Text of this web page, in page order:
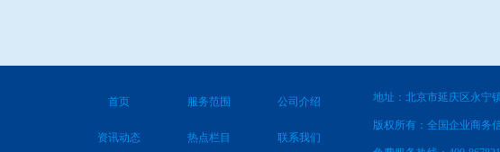
首页 服务范围 公司介绍
资讯动态 热点栏目 联系我们
地址：北京市延庆区永宁
版权所有：全国企业商务